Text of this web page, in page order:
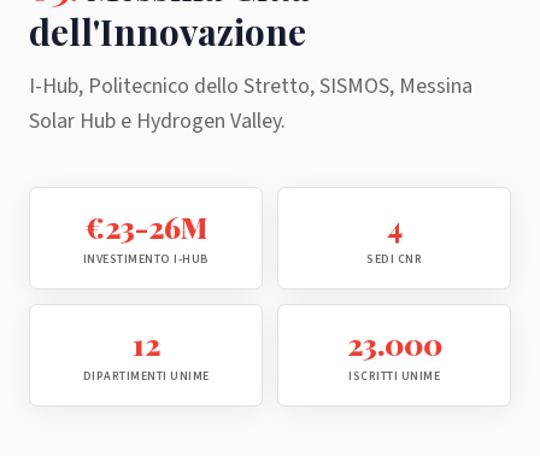
dell'Innovazione
I-Hub, Politecnico dello Stretto, SISMOS, Messina
Solar Hub e Hydrogen Valley.
€23-26M
INVESTIMENTO I-HUB
4
SEDI CNR
12
DIPARTIMENTI UNIME
23.000
ISCRITTI UNIME